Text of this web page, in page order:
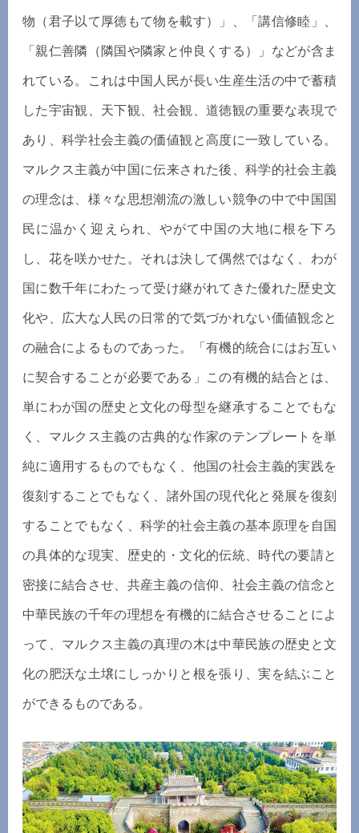
物（君子以て厚徳もて物を載す）」、「講信修睦」、
「親仁善隣（隣国や隣家と仲良くする）」などが含ま
れている。これは中国人民が長い生産生活の中で蓄積
した宇宙観、天下観、社会観、道徳観の重要な表現で
あり、科学社会主義の価値観と高度に一致している。
マルクス主義が中国に伝来された後、科学的社会主義
の理念は、様々な思想潮流の激しい競争の中で中国国
民に温かく迎えられ、やがて中国の大地に根を下ろ
し、花を咲かせた。それは決して偶然ではなく、わが
国に数千年にわたって受け継がれてきた優れた歴史文
化や、広大な人民の日常的で気づかれない価値観念と
の融合によるものであった。「有機的統合にはお互い
に契合することが必要である」この有機的結合とは、
単にわが国の歴史と文化の母型を継承することでもな
く、マルクス主義の古典的な作家のテンプレートを単
純に適用するものでもなく、他国の社会主義的実践を
復刻することでもなく、諸外国の現代化と発展を復刻
することでもなく、科学的社会主義の基本原理を自国
の具体的な現実、歴史的・文化的伝統、時代の要請と
密接に結合させ、共産主義の信仰、社会主義の信念と
中華民族の千年の理想を有機的に結合させることによ
って、マルクス主義の真理の木は中華民族の歴史と文
化の肥沃な土壌にしっかりと根を張り、実を結ぶこと
ができるものである。